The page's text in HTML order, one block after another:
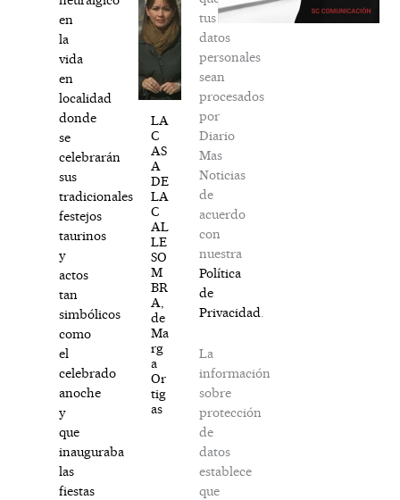
en
la
vida
en
localidad
donde
se
celebrarán
sus
tradicionales
festejos
taurinos
y
actos
tan
simbólicos
como
el
celebrado
anoche
y
que
inauguraba
las
fiestas
LA
C
AS
A
DE
LA
C
AL
LE
SO
M
BR
A,
de
Ma
rg
a
Or
tig
as
tus
datos
personales
sean
procesados
por
Diario
Mas
Noticias
de
acuerdo
con
nuestra
Política
de
Privacidad
La
información
sobre
protección
de
datos
establece
que